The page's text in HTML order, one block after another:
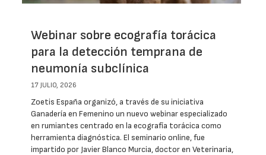
Webinar sobre ecografía torácica
para la detección temprana de
neumonía subclínica
17 JULIO, 2026
Zoetis España organizó, a través de su iniciativa
Ganadería en Femenino un nuevo webinar especializado
en rumiantes centrado en la ecografía torácica como
herramienta diagnóstica. El seminario online, fue
impartido por Javier Blanco Murcia, doctor en Veterinaria,